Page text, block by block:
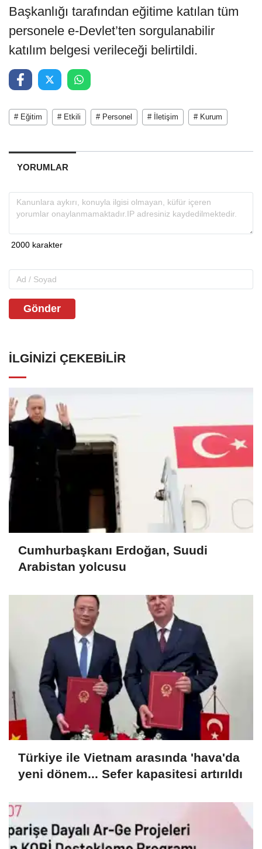
Başkanlığı tarafından eğitime katılan tüm
personele e-Devlet’ten sorgulanabilir
katılım belgesi verileceği belirtildi.
# Eğitim # Etkili # Personel # İletişim # Kurum
YORUMLAR
Gönder
İLGINIZI ÇEKEBILIR
Cumhurbaşkanı Erdoğan, Suudi
Arabistan yolcusu
Türkiye ile Vietnam arasında 'hava'da
yeni dönem... Sefer kapasitesi artırıldı